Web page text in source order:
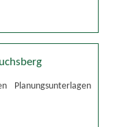
Planungsunterlagen